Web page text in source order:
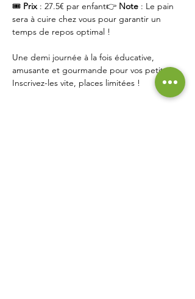
🎟 Prix : 27.5€ par enfant👉 Note : Le pain
sera à cuire chez vous pour garantir un
temps de repos optimal !
Une demi journée à la fois éducative,
amusante et gourmande pour vos petits !
Inscrivez-les vite, places limitées !